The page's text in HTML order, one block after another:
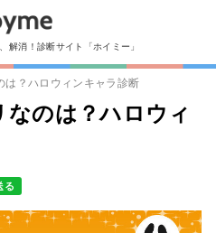
解消！診断サイト「ホイミー」
は？ハロウィンキャラ診断
のは？ハロウィ
る